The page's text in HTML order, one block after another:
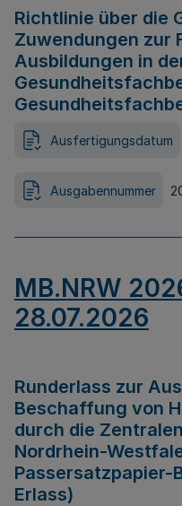
Richtlinie über die
Zuwendungen zur
Ausbildungen in
Ausfertigungsdatum
Ausgabennummer
MB.NRW
28.07.2026
Runderlass zur
Beschaffung von
durch die
Nordrhein-
Passersatzpapier-
Erlass)